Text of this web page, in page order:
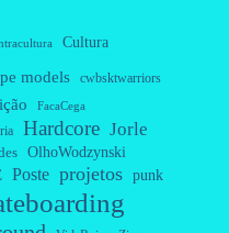
Cultura
models cwbsktwarriors
FacaCega
Hardcore Jorle
OlhoWodzynski
Poste projetos punk